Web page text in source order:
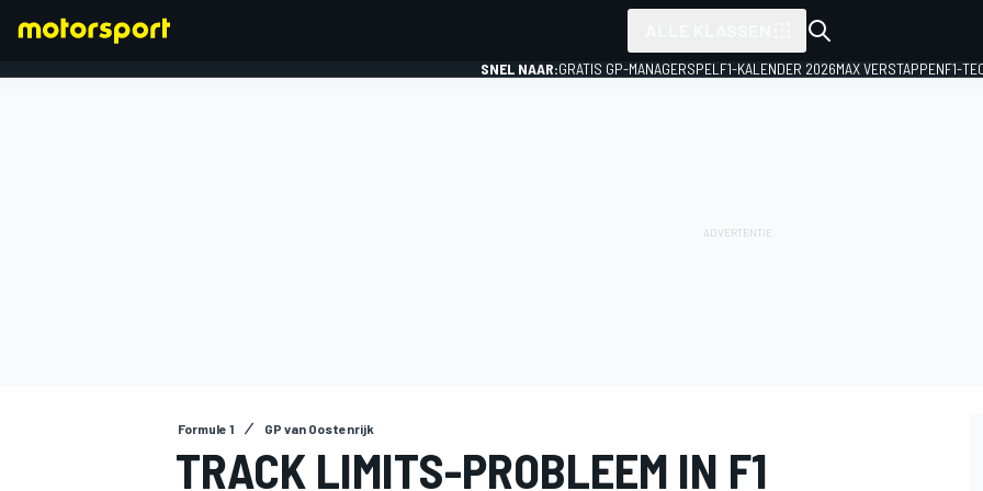
SNEL NAAR:GRATIS GP-MANAGERSPEL F1-KALENDER 2026MAX VERSTAPPENF1-
Formule 1 GP van Oostenrijk
TRACK LIMITS-PROBLEEM IN F1